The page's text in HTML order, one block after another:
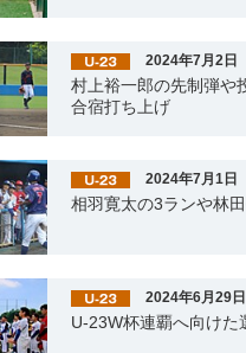
2024年7月2日
村上裕一郎の先制弾や
合宿打ち上げ
2024年7月1日
相羽寛太の3ランや林
2024年6月29日
U-23W杯連覇へ向け